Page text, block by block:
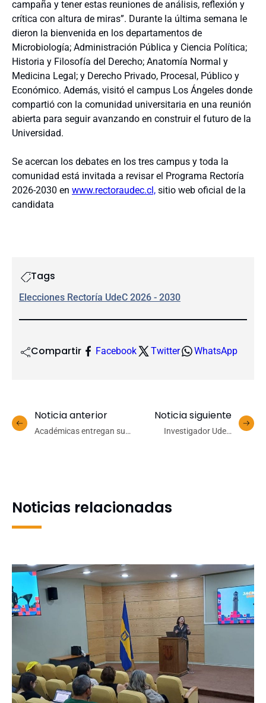
campaña y tener estas reuniones de análisis, reflexión y
crítica con altura de miras”. Durante la última semana le
dieron la bienvenida en los departamentos de
Microbiología; Administración Pública y Ciencia Política;
Historia y Filosofía del Derecho; Anatomía Normal y
Medicina Legal; y Derecho Privado, Procesal, Público y
Económico. Además, visitó el campus Los Ángeles donde
compartió con la comunidad universitaria en una reunión
abierta para seguir avanzando en construir el futuro de la
Universidad.
Se acercan los debates en los tres campus y toda la
comunidad está invitada a revisar el Programa Rectoría
2026-2030 en www.rectoraudec.cl, sitio web oficial de la
candidata
Tags
Elecciones Rectoría UdeC 2026 - 2030
Compartir Facebook Twitter WhatsApp
Noticia anterior
Académicas entregan su
Noticia siguiente
Investigador UdeC
Noticias relacionadas